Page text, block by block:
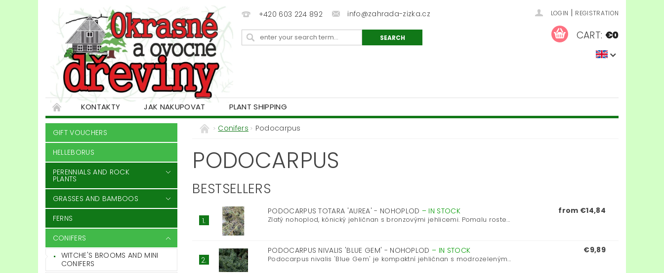
+420 603 224 892 info@zahrada-zizka.cz LOGIN | REGISTRATION
CART: €0
KONTAKTY JAK NAKUPOVAT PLANT SHIPPING
GIFT VOUCHERS
HELLEBORUS
PERENNIALS AND ROCK
PLANTS
GRASSES AND BAMBOOS
FERNS
CONIFERS
WITCHE'S BROOMS AND MINI
CONIFERS
Conifers Podocarpus
PODOCARPUS
BESTSELLERS
1.
PODOCARPUS TOTARA 'AUREA' - NOHOPLOD – IN STOCK
Zlatý nohoplod, kónický jehličnan s bronzovými jehlicemi. Pomalu roste...
from €14,84
2.
PODOCARPUS NIVALIS 'BLUE GEM' - NOHOPLOD – IN STOCK
Podocarpus nivalis 'Blue Gem' je kompaktní jehličnan s modrozeleným...
€9,89